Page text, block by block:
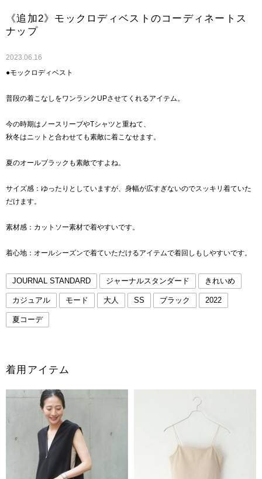
《追加2》モックロディベストのコーディネートス
ナップ
2023.06.16
●モックロディベスト
普段の着こなしをワンランクUPさせてくれるアイテム。
今の時期はノースリーブやTシャツと重ねて、
秋冬はニットと合わせても素敵に着こなせます。
夏のオールブラックも素敵ですよね。
サイズ感：ゆったりとしていますが、身幅が広すぎないのでスッキリ着ていた
だけます。
素材感：カットソー素材で着やすいです。
着心地：オールシーズンで着ていただけるアイテムで着回しもしやすいです。
JOURNAL STANDARD ジャーナルスタンダード きれいめ
カジュアル モード 大人 SS ブラック 2022
夏コーデ
着用アイテム